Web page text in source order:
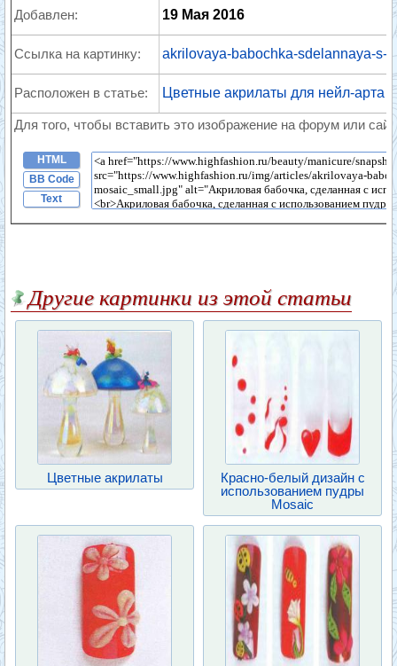
Добавлен: 19 Мая 2016
Ссылка на картинку: akrilovaya-babochka-sdelannaya-s-
Расположен в статье: Цветные акрилаты для нейл-арта
Для того, чтобы вставить это изображение на форум или
HTML
BB Code
Text
Другие картинки из этой статьи
Цветные акрилаты
Красно-белый дизайн с
использованием пудры
Mosaic